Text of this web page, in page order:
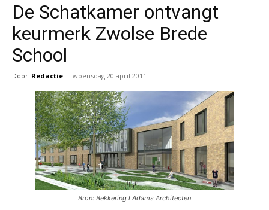
De Schatkamer ontvangt
keurmerk Zwolse Brede
School
Door Redactie - woensdag 20 april 2011
Bron: Bekkering l Adams Architecten